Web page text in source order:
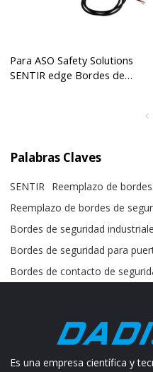
Para ASO Safety Solutions
SENTIR edge Bordes de
Palabras Claves
SENTIR
Reemplazo de
Reemplazo de bordes de
Bordes de seguridad
Bordes de seguridad para
Bordes de contacto de
Es una empresa científica y